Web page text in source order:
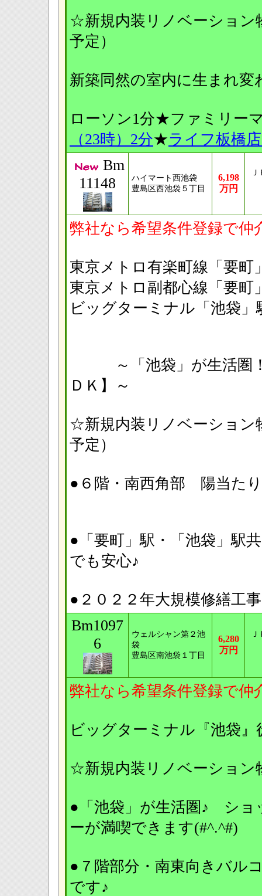
☆新規内装リノベーション
予定）
新築同然の室内に生まれ変
ローソン1分★ファミリー
（23時）2分★ライフ板橋
Bm
11148
ハイマート西池袋
豊島区西池袋５丁目
6,198
万円
弊社なら希望条件登録で仲
東京メトロ有楽町線「
東京メトロ副都心線「
ビッグターミナル「池
～「池袋」が生活圏！
ＤＫ】～
☆新規内装リノベーション
予定）
●６階・南西角部 陽当た
●「要町」駅・「池袋」駅
でも安心♪
●２０２２年大規模修繕工
Bm1097
6
ウェルシャン第２池
袋
豊島区南池袋１丁目
6,280
万円
弊社なら希望条件登録で仲
ビッグターミナル『池袋
☆新規内装リノベーション
●「池袋」が生活圏♪ ショ
ーが満喫できます(#^.^#)
●７階部分・南東向きバル
です♪